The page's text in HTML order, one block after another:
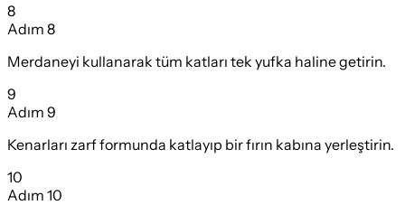
8
Adım 8
Merdaneyi kullanarak tüm katları tek yufka haline getirin.
9
Adım 9
Kenarları zarf formunda katlayıp bir fırın kabına yerleştirin.
10
Adım 10